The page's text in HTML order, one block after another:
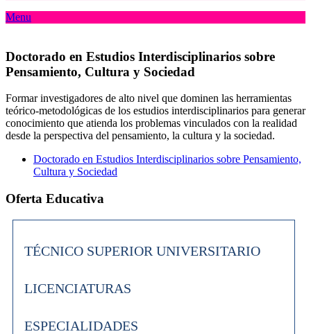
Menu
Doctorado en Estudios Interdisciplinarios sobre
Pensamiento, Cultura y Sociedad
Formar investigadores de alto nivel que dominen las herramientas
teórico-metodológicas de los estudios interdisciplinarios para generar
conocimiento que atienda los problemas vinculados con la realidad
desde la perspectiva del pensamiento, la cultura y la sociedad.
Doctorado en Estudios Interdisciplinarios sobre Pensamiento,
Cultura y Sociedad
Oferta Educativa
TÉCNICO SUPERIOR UNIVERSITARIO
LICENCIATURAS
ESPECIALIDADES